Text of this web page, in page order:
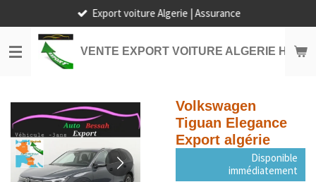
au
contenu
principal
VENTE EXPORT VOITURE ALGERIE HORS
Export voiture Algerie | Assurance
Volkswagen
Tiguan Elegance
Export algérie
Disponible
immédiatement